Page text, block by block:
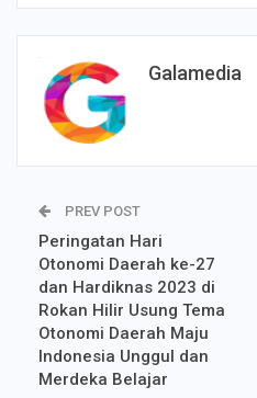
Galamedia
PREV POST
Peringatan Hari
Otonomi Daerah ke-27
dan Hardiknas 2023 di
Rokan Hilir Usung Tema
Otonomi Daerah Maju
Indonesia Unggul dan
Merdeka Belajar